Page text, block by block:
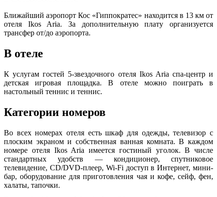
Ближайший аэропорт Кос «Гиппократес» находится в 13 км от
отеля Ikos Aria. За дополнительную плату организуется
трансфер от/до аэропорта.
В отеле
К услугам гостей 5-звездочного отеля Ikos Aria спа-центр и
детская игровая площадка. В отеле можно поиграть в
настольный теннис и теннис.
Категории номеров
Во всех номерах отеля есть шкаф для одежды, телевизор с
плоским экраном и собственная ванная комната. В каждом
номере отеля Ikos Aria имеется гостиный уголок. В числе
стандартных удобств — кондиционер, спутниковое
телевидение, CD/DVD-плеер, Wi-Fi доступ в Интернет, мини-
бар, оборудование для приготовления чая и кофе, сейф, фен,
халаты, тапочки.